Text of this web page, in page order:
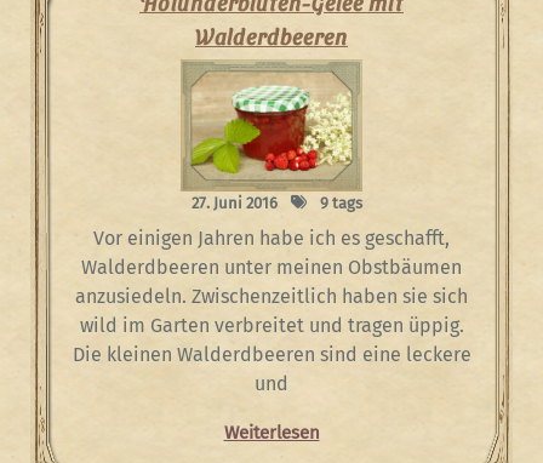
Walderdbeeren
27. Juni 2016 9 tags
Vor einigen Jahren habe ich es geschafft,
Walderdbeeren unter meinen Obstbäumen
anzusiedeln. Zwischenzeitlich haben sie sich
wild im Garten verbreitet und tragen üppig.
Die kleinen Walderdbeeren sind eine leckere
und
Weiterlesen